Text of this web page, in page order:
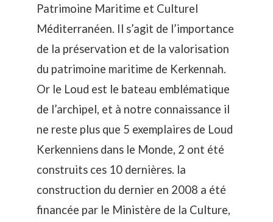
Patrimoine Maritime et Culturel
Méditerranéen. Il s’agit de l’importance
de la préservation et de la valorisation
du patrimoine maritime de Kerkennah.
Or le Loud est le bateau emblématique
de l’archipel, et à notre connaissance il
ne reste plus que 5 exemplaires de Loud
Kerkenniens dans le Monde, 2 ont été
construits ces 10 dernières. la
construction du dernier en 2008 a été
financée par le Ministère de la Culture,